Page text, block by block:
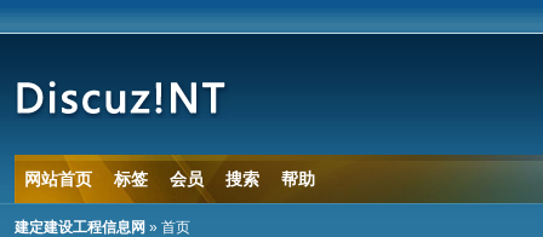
网站首页 标签 会员 搜索 帮助
建定建设工程信息网 » 首页